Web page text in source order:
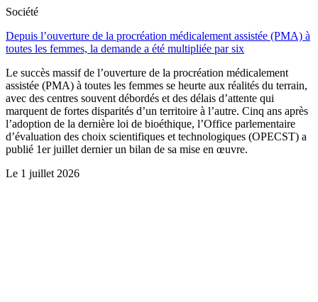
Société
Depuis l’ouverture de la procréation médicalement assistée (PMA) à
toutes les femmes, la demande a été multipliée par six
Le succès massif de l’ouverture de la procréation médicalement
assistée (PMA) à toutes les femmes se heurte aux réalités du terrain,
avec des centres souvent débordés et des délais d’attente qui
marquent de fortes disparités d’un territoire à l’autre. Cinq ans après
l’adoption de la dernière loi de bioéthique, l’Office parlementaire
d’évaluation des choix scientifiques et technologiques (OPECST) a
publié 1er juillet dernier un bilan de sa mise en œuvre.
Le 1 juillet 2026